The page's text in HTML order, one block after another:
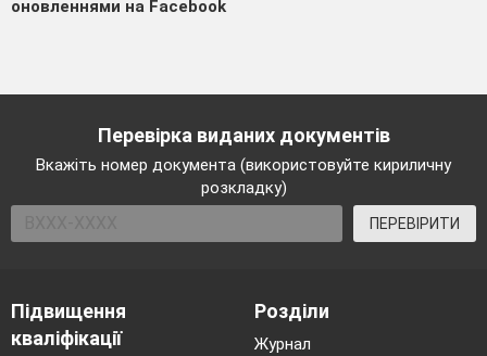
оновленнями на Facebook
Перевірка виданих документів
Вкажіть номер документа (використовуйте кириличну
розкладку)
ПЕРЕВІРИТИ
Підвищення
кваліфікації
Розділи
Журнал